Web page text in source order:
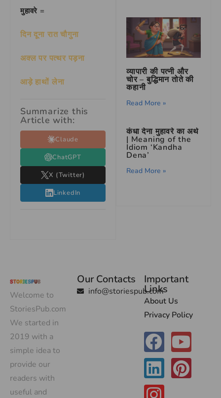
मुहावरे =
दिन दूना रात चौगुना
अक्ल पर पत्थर पड़ना
आड़े हाथों लेना
Summarize this
Article with:
Claude
ChatGPT
X (Twitter)
LinkedIn
व्यापारी की पत्नी और
चोर – बुद्धिमान तोते की
कहानी
Read More »
कंधा देना मुहावरे का अर्थ
| Meaning of the
Idiom ‘Kandha
Dena’
Read More »
Welcome to
StoriesPub.com
We started in
2019 with a
simple idea to
provide our
readers with
useful and
Our Contacts
info@storiespub.com
Important
Links
About Us
Privacy Policy